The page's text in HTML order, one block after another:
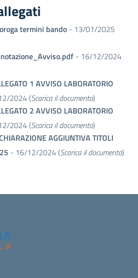
termini bando - 13/01/2025
- 16/12/2024
1 AVVISO LABORATORIO
2024 (Scarica il documento)
2 AVVISO LABORATORIO
2024 (Scarica il documento)
AGGIUNTIVA TITOLI
- 16/12/2024 (Scarica il documento)